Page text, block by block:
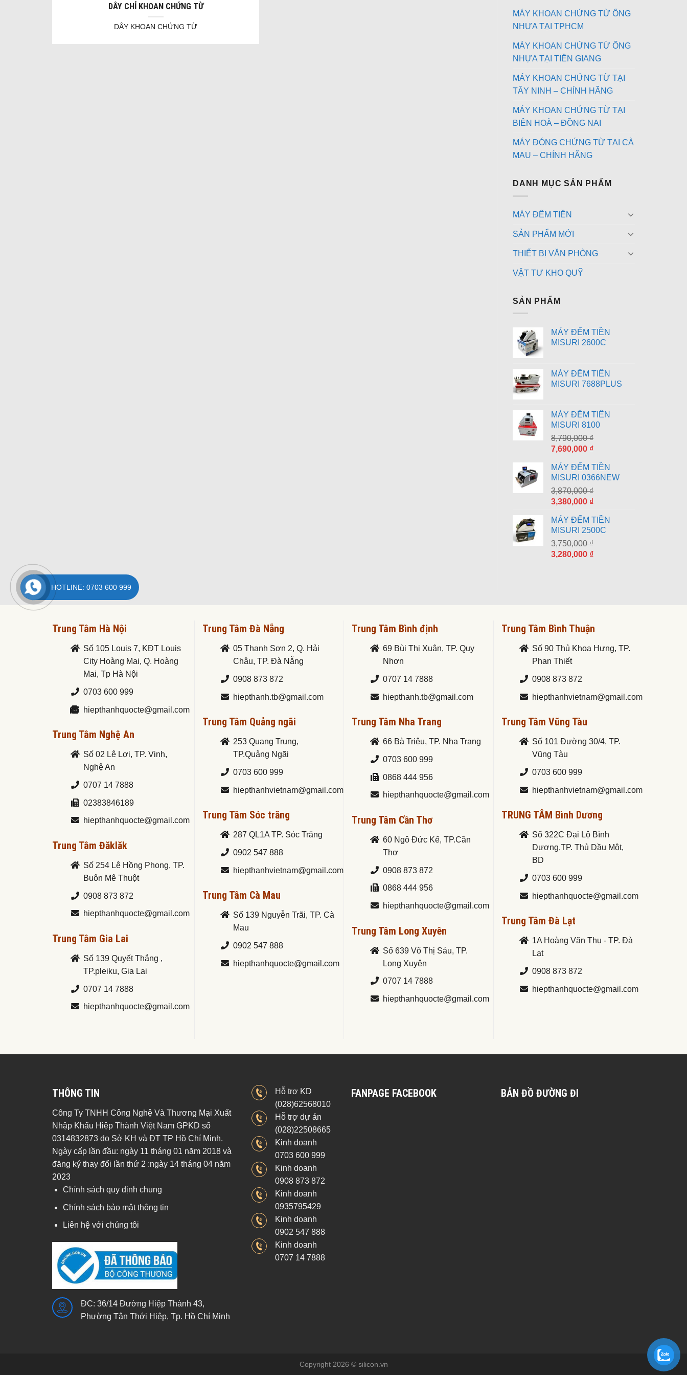
DÂY CHỈ KHOAN CHỨNG TỪ
DÂY KHOAN CHỨNG TỪ
MÁY KHOAN CHỨNG TỪ ỐNG
NHỰA TẠI TPHCM
MÁY KHOAN CHỨNG TỪ ỐNG
NHỰA TẠI TIỀN GIANG
MÁY KHOAN CHỨNG TỪ TẠI
TÂY NINH – CHÍNH HÃNG
MÁY KHOAN CHỨNG TỪ TẠI
BIÊN HOÀ – ĐỒNG NAI
MÁY ĐÓNG CHỨNG TỪ TẠI CÀ
MAU – CHÍNH HÃNG
DANH MỤC SẢN PHẨM
MÁY ĐẾM TIỀN
SẢN PHẨM MỚI
THIẾT BỊ VĂN PHÒNG
VẬT TƯ KHO QUỸ
SẢN PHẨM
MÁY ĐẾM TIỀN
MISURI 2600C
MÁY ĐẾM TIỀN
MISURI 7688PLUS
MÁY ĐẾM TIỀN
MISURI 8100
8,790,000₫
Giá
là:
8,790,000 ₫.
7,690,000 ₫Giá
tại
là:
7,690,000 ₫.
MÁY ĐẾM TIỀN
MISURI 0366NEW
3,870,000₫
Giá
là:
3,870,000 ₫.
3,380,000 ₫Giá
tại
là:
3,380,000 ₫.
MÁY ĐẾM TIỀN
MISURI 2500C
3,750,000₫
Giá
3,280,000 ₫Giá
Trung Tâm Hà Nội
Số 105 Louis 7, KĐT Louis
City Hoàng Mai, Q. Hoàng
Mai, Tp Hà Nội
0703 600 999
hiepthanhquocte@gmail.com
Trung Tâm Nghệ An
Số 02 Lê Lợi, TP. Vinh,
Nghệ An
0707 14 7888
02383846189
hiepthanhquocte@gmail.com
Trung Tâm Đăklăk
Số 254 Lê Hồng Phong, TP.
Buôn Mê Thuột
0908 873 872
hiepthanhquocte@gmail.com
Trung Tâm Gia Lai
Số 139 Quyết Thắng ,
TP.pleiku, Gia Lai
0707 14 7888
hiepthanhquocte@gmail.com
Trung Tâm Đà Nẵng
05 Thanh Sơn 2, Q. Hải
Châu, TP. Đà Nẵng
0908 873 872
hiepthanh.tb@gmail.com
Trung Tâm Quảng ngãi
253 Quang Trung,
TP.Quảng Ngãi
0703 600 999
hiepthanhvietnam@gmail.com
Trung Tâm Sóc trăng
287 QL1A TP. Sóc Trăng
0902 547 888
hiepthanhvietnam@gmail.com
Trung Tâm Cà Mau
Số 139 Nguyễn Trãi, TP. Cà
Mau
0902 547 888
hiepthanhquocte@gmail.com
Trung Tâm Bình định
69 Bùi Thị Xuân, TP. Quy
Nhơn
0707 14 7888
hiepthanh.tb@gmail.com
Trung Tâm Nha Trang
66 Bà Triệu, TP. Nha Trang
0703 600 999
0868 444 956
hiepthanhquocte@gmail.com
Trung Tâm Cần Thơ
60 Ngô Đức Kế, TP.Cần
Thơ
0908 873 872
0868 444 956
hiepthanhquocte@gmail.com
Trung Tâm Long Xuyên
Số 639 Võ Thị Sáu, TP.
Long Xuyên
0707 14 7888
hiepthanhquocte@gmail.com
Trung Tâm Bình Thuận
Số 90 Thủ Khoa Hưng, TP.
Phan Thiết
0908 873 872
hiepthanhvietnam@gmail.com
Trung Tâm Vũng Tàu
Số 101 Đường 30/4, TP.
Vũng Tàu
0703 600 999
hiepthanhvietnam@gmail.com
TRUNG TÂM Bình Dương
Số 322C Đại Lộ Bình
Dương,TP. Thủ Dầu Một,
BD
0703 600 999
hiepthanhquocte@gmail.com
Trung Tâm Đà Lạt
1A Hoàng Văn Thụ - TP. Đà
Lạt
0908 873 872
hiepthanhquocte@gmail.com
THÔNG TIN
Công Ty TNHH Công Nghệ Và Thương Mại Xuất
Nhập Khẩu Hiệp Thành Việt Nam GPKD số
0314832873 do Sở KH và ĐT TP Hồ Chí Minh.
Ngày cấp lần đầu: ngày 11 tháng 01 năm 2018 và
đăng ký thay đổi lần thứ 2 :ngày 14 tháng 04 năm
2023
Chính sách quy định chung
Chính sách bảo mật thông tin
Liên hệ với chúng tôi
ĐC: 36/14 Đường Hiệp Thành 43,
Phường Tân Thới Hiệp, Tp. Hồ Chí Minh
Hỗ trợ KD
(028)62568010
Hỗ trợ dự án
(028)22508665
Kinh doanh
0703 600 999
Kinh doanh
0908 873 872
Kinh doanh
0935795429
Kinh doanh
0902 547 888
Kinh doanh
0707 14 7888
FANPAGE FACEBOOK BẢN ĐỒ ĐƯỜNG ĐI
Copyright 2026 © silicon.vn
HOTLINE: 0703 600 999